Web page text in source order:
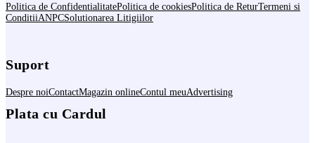
Politica de ConfidentialitatePolitica de cookiesPolitica de ReturTermeni si
ConditiiANPCSolutionarea Litigiilor
Suport
Despre noiContactMagazin onlineContul meuAdvertising
Plata cu Cardul